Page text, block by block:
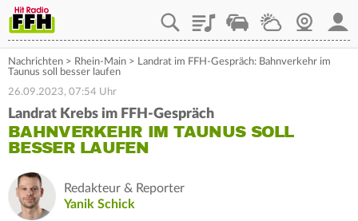
PlaylistStaupilotWetterWebcam
Nachrichten > Rhein-Main > Landrat im FFH-Gespräch: Bahnverkehr im
Taunus soll besser laufen
26.09.2023, 07:54 Uhr
Landrat Krebs im FFH-Gespräch
BAHNVERKEHR IM TAUNUS SOLL
BESSER LAUFEN
Redakteur & Reporter
Yanik Schick